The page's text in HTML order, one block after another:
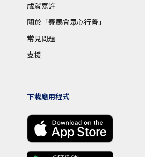
成就嘉許
關於「賽馬會眾心行善」
常見問題
支援
下載應用程式